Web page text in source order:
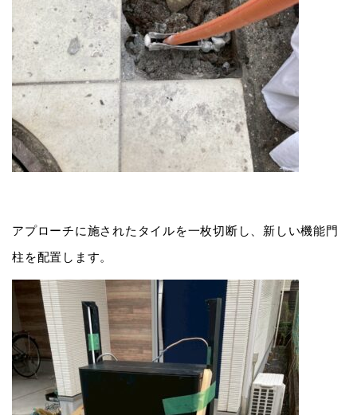
アプローチに施されたタイルを一枚切断し、新しい機能門
柱を配置します。